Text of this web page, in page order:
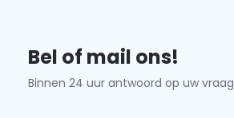
Bel of mail ons!
Binnen 24 uur antwoord op uw vraag